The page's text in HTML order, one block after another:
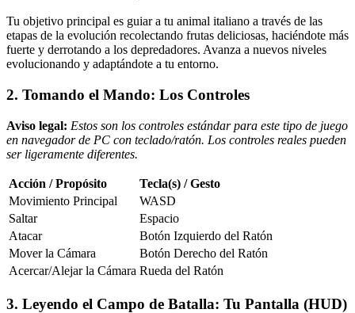
Tu objetivo principal es guiar a tu animal italiano a través de las
etapas de la evolución recolectando frutas deliciosas, haciéndote más
fuerte y derrotando a los depredadores. Avanza a nuevos niveles
evolucionando y adaptándote a tu entorno.
2. Tomando el Mando: Los Controles
Aviso legal: Estos son los controles estándar para este tipo de juego
en navegador de PC con teclado/ratón. Los controles reales pueden
ser ligeramente diferentes.
Acción / Propósito
Tecla(s) / Gesto
Movimiento Principal
WASD
Saltar
Espacio
Atacar
Botón Izquierdo del Ratón
Mover la Cámara
Botón Derecho del Ratón
Acercar/Alejar la Cámara Rueda del Ratón
3. Leyendo el Campo de Batalla: Tu Pantalla (HUD)